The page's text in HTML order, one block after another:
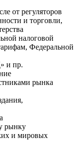
от регуляторов
и торговли,
налоговой
Федеральной
и пр.
рынка
рынку
и мировых